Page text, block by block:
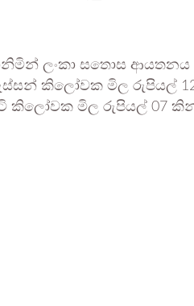
ලංකා සතොස ආයතනය
කිලෝවක මිල රුපියල්
කිලෝවක මිල රුපියල් 07